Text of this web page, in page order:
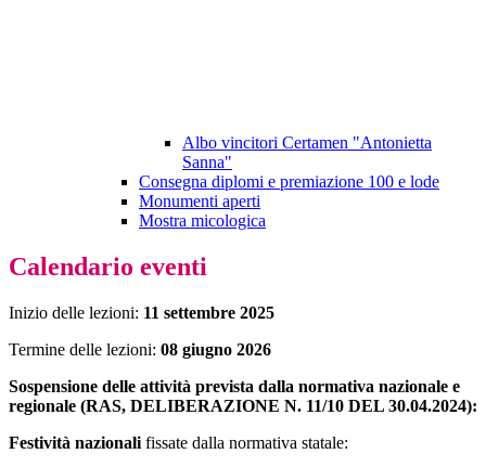
Albo vincitori Certamen "Antonietta
Sanna"
Consegna diplomi e premiazione 100 e lode
Monumenti aperti
Mostra micologica
Calendario eventi
Inizio delle lezioni: 11 settembre 2025
Termine delle lezioni: 08 giugno 2026
Sospensione delle attività prevista dalla normativa nazionale e
regionale (RAS, DELIBERAZIONE N. 11/10 DEL 30.04.2024):
Festività nazionali fissate dalla normativa statale: